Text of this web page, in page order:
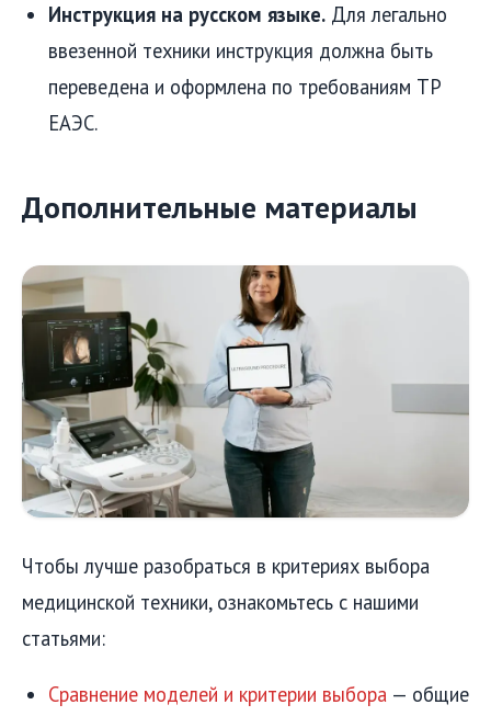
Инструкция на русском языке. Для легально
ввезенной техники инструкция должна быть
переведена и оформлена по требованиям ТР
ЕАЭС.
Дополнительные материалы
Чтобы лучше разобраться в критериях выбора
медицинской техники, ознакомьтесь с нашими
статьями:
Сравнение моделей и критерии выбора — общие